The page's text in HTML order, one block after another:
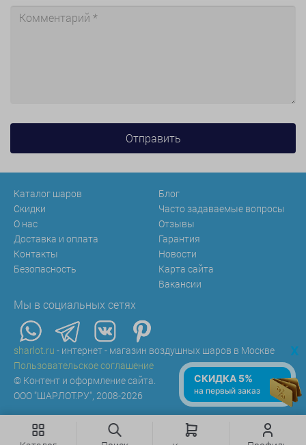
Каталог шаров
Скидки
О нас
Доставка и оплата
Контакты
Безопасность
Блог
Часто задаваемые вопросы
Отзывы
Гарантия
Новости
Карта сайта
Вакансии
Мы в социальных сетях
sharlot.ru - интернет - магазин воздушных шаров в Москве
Пользовательское соглашение
© Контент и оформление сайта.
ООО "ШАРЛОТ.РУ", 2008-2026
x
СКИДКА 5%
на первый заказ